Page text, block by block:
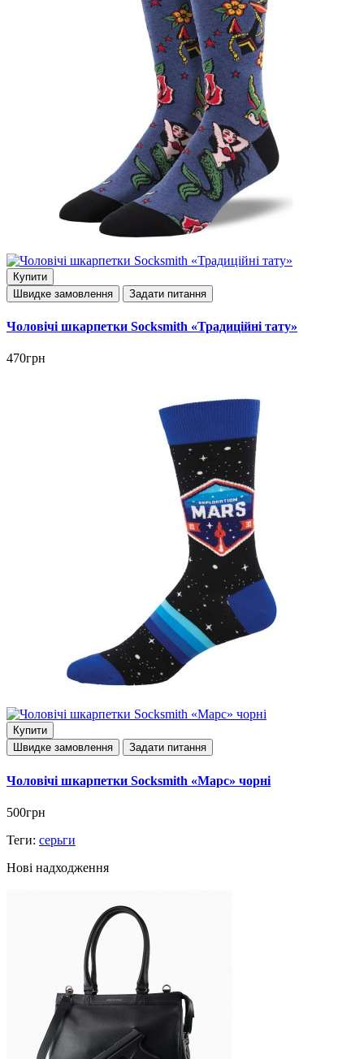
Купити
Швидке замовлення
Задати питання
Чоловічі шкарпетки Socksmith «Традиційні тату»
470грн
Купити
Швидке замовлення
Задати питання
Чоловічі шкарпетки Socksmith «Марс» чорні
500грн
Теги: серьги
Нові надходження